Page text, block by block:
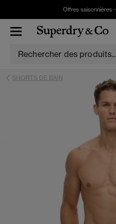
Offres saisonnières -
SHORTS DE BAIN